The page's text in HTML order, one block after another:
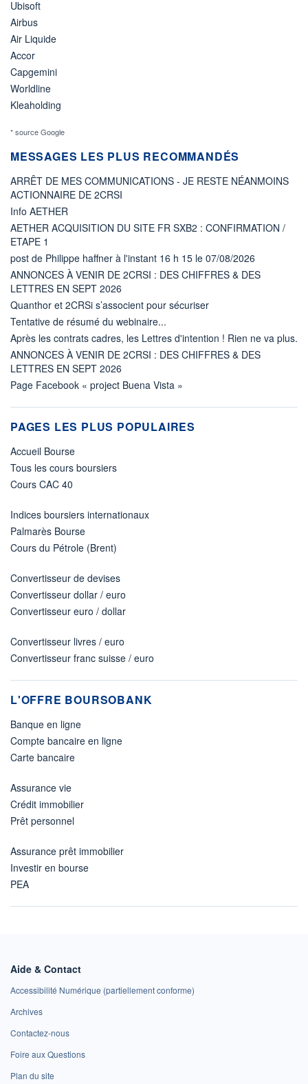
Ubisoft
Airbus
Air Liquide
Accor
Capgemini
Worldline
Kleaholding
* source Google
MESSAGES LES PLUS RECOMMANDÉS
ARRÊT DE MES COMMUNICATIONS - JE RESTE NÉANMOINS
ACTIONNAIRE DE 2CRSI
Info AETHER
AETHER ACQUISITION DU SITE FR SXB2 : CONFIRMATION /
ETAPE 1
post de Philippe haffner à l'instant 16 h 15 le 07/08/2026
ANNONCES À VENIR DE 2CRSI : DES CHIFFRES & DES
LETTRES EN SEPT 2026
Quanthor et 2CRSi s’associent pour sécuriser
Tentative de résumé du webinaire...
Après les contrats cadres, les Lettres d'intention ! Rien ne va plus.
ANNONCES À VENIR DE 2CRSI : DES CHIFFRES & DES
LETTRES EN SEPT 2026
Page Facebook « project Buena Vista »
PAGES LES PLUS POPULAIRES
Accueil Bourse
Tous les cours boursiers
Cours CAC 40
Indices boursiers internationaux
Palmarès Bourse
Cours du Pétrole (Brent)
Convertisseur de devises
Convertisseur dollar / euro
Convertisseur euro / dollar
Convertisseur livres / euro
Convertisseur franc suisse / euro
L'OFFRE BOURSOBANK
Banque en ligne
Compte bancaire en ligne
Carte bancaire
Assurance vie
Crédit immobilier
Prêt personnel
Assurance prêt immobilier
Investir en bourse
PEA
Aide & Contact
Accessibilité Numérique (partiellement conforme)
Archives
Contactez-nous
Foire aux Questions
Plan du site